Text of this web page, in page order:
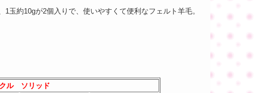
約10gが2個入りで、使いやすくて便利なフェルト羊毛。
ル ソリッド